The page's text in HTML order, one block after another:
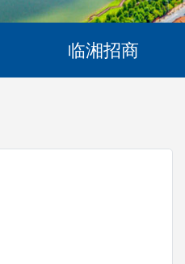
临湘招商